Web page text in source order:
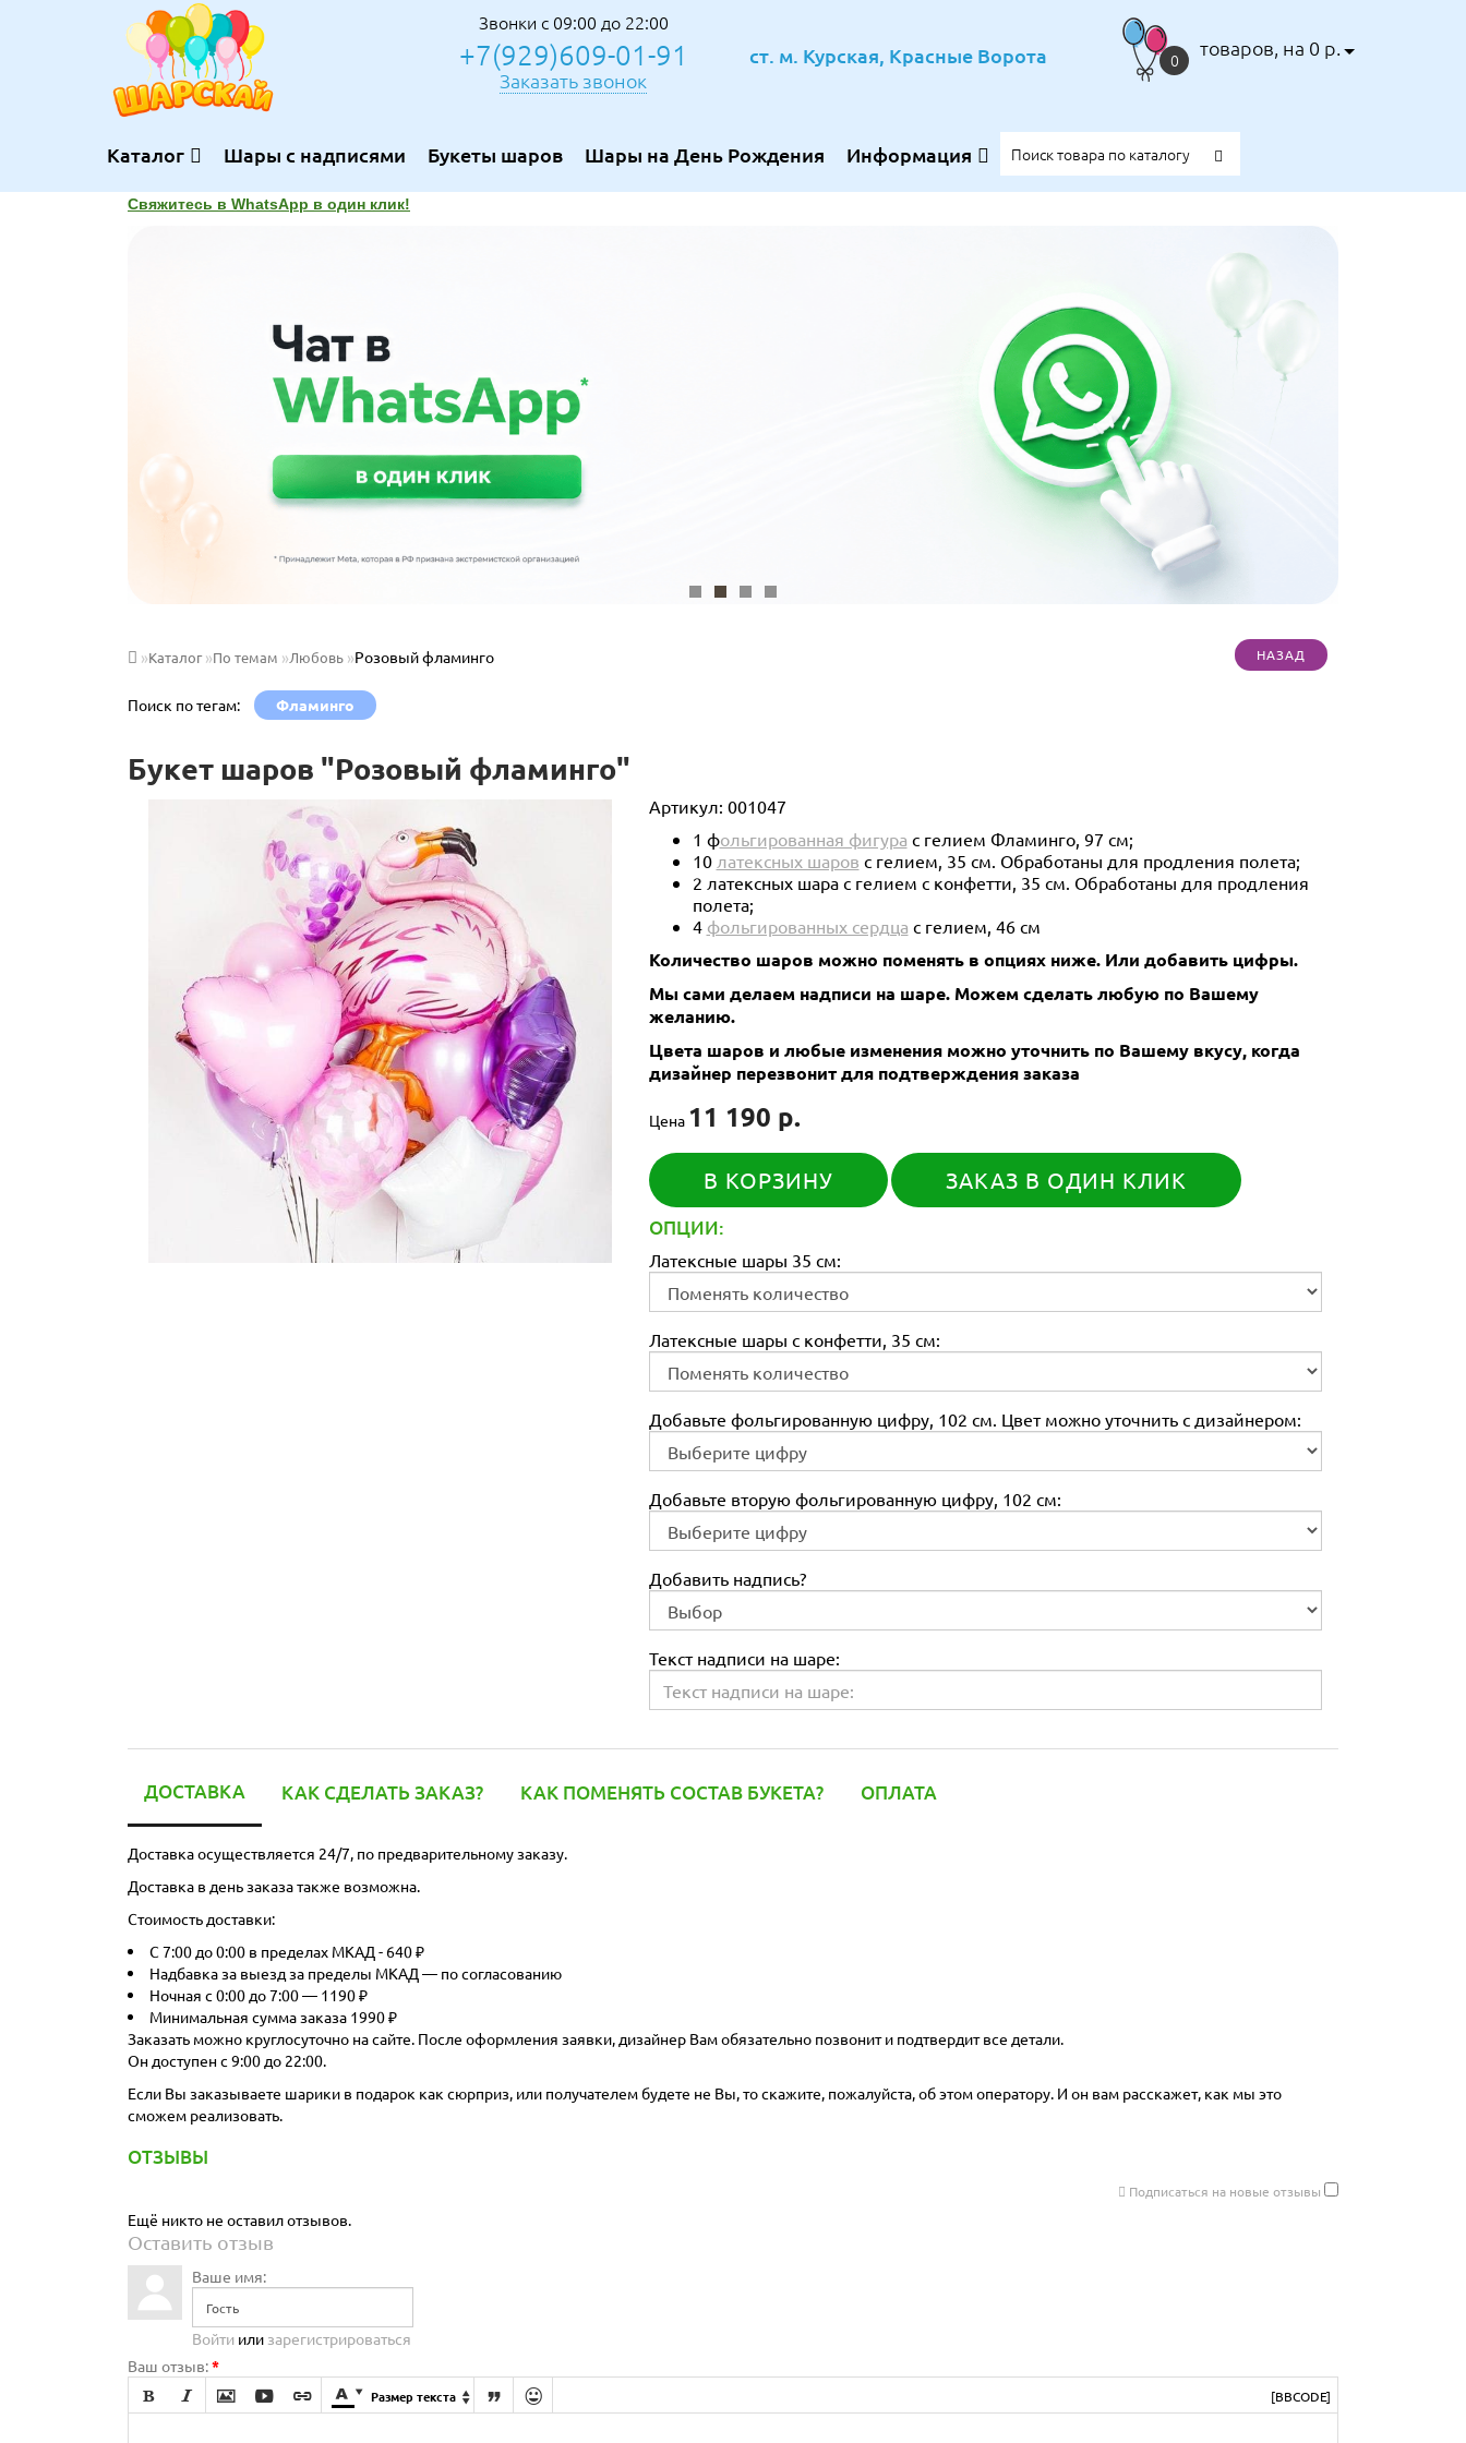
Звонки с 09:00 до 22:00
+7(929)609-01-91
Заказать звонок
ст. м. Курская, Красные Ворота 0 товаров, на 0 р.
Каталог Шары с надписями Букеты шаров Шары на День Рождения Информация
Свяжитесь в WhatsApp в один клик!
Каталог По темам Любовь Розовый фламинго
Поиск по тегам: Фламинго
Букет шаров "Розовый фламинго"
Артикул: 001047
1 фольгированная фигура с гелием Фламинго, 97 см;
10 латексных шаров с гелием, 35 см. Обработаны для продления полета;
2 латексных шара с гелием с конфетти, 35 см. Обработаны для продления
полета;
4 фольгированных сердца с гелием, 46 см
Количество шаров можно поменять в опциях ниже. Или добавить цифры.
Мы сами делаем надписи на шаре. Можем сделать любую по Вашему
желанию.
Цвета шаров и любые изменения можно уточнить по Вашему вкусу, когда
дизайнер перезвонит для подтверждения заказа
Цена 11 190 р.
В КОРЗИНУ ЗАКАЗ В ОДИН КЛИК
ОПЦИИ:
Латексные шары 35 см:
Латексные шары с конфетти, 35 см:
Добавьте фольгированную цифру, 102 см. Цвет можно уточнить с дизайнером:
Добавьте вторую фольгированную цифру, 102 см:
Добавить надпись?
Текст надписи на шаре:
ДОСТАВКА КАК СДЕЛАТЬ ЗАКАЗ? КАК ПОМЕНЯТЬ СОСТАВ БУКЕТА? ОПЛАТА
Доставка осуществляется 24/7, по предварительному заказу.
Доставка в день заказа также возможна.
Стоимость доставки:
С 7:00 до 0:00 в пределах МКАД - 640 ₽
Надбавка за выезд за пределы МКАД — по согласованию
Ночная с 0:00 до 7:00 — 1190 ₽
Минимальная сумма заказа 1990 ₽
Заказать можно круглосуточно на сайте. После оформления заявки, дизайнер Вам обязательно позвонит и подтвердит все детали.
Он доступен с 9:00 до 22:00.
Если Вы заказываете шарики в подарок как сюрприз, или получателем будете не Вы, то скажите, пожалуйста, об этом оператору. И он вам расскажет, как мы это
сможем реализовать.
ОТЗЫВЫ
Подписаться на новые отзывы
Ещё никто не оставил отзывов.
Оставить отзыв
Ваше имя:
Войти или зарегистрироваться
Ваш отзыв:*

      Размер текста    [BBCODE]